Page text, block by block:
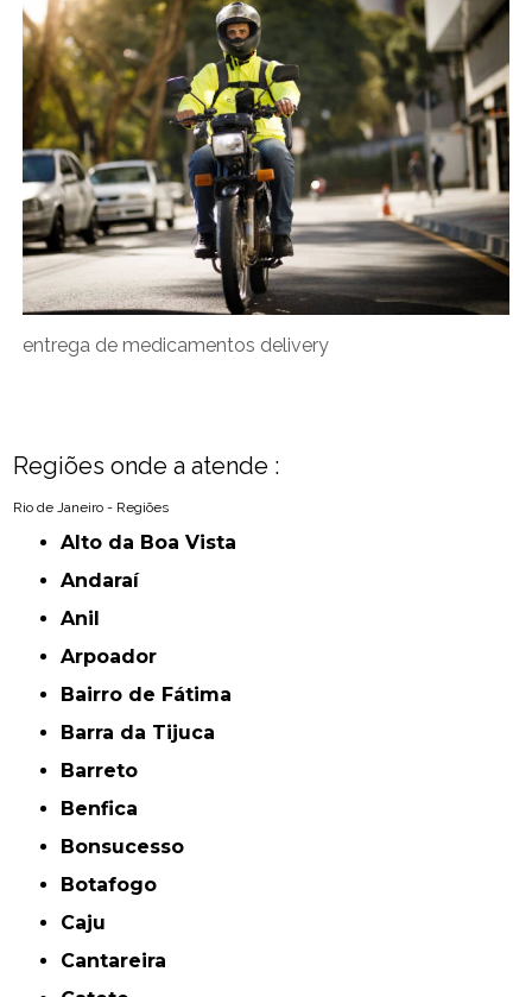
entrega de medicamentos delivery
Regiões onde a atende :
Rio de Janeiro - Regiões
Alto da Boa Vista
Andaraí
Anil
Arpoador
Bairro de Fátima
Barra da Tijuca
Barreto
Benfica
Bonsucesso
Botafogo
Caju
Cantareira